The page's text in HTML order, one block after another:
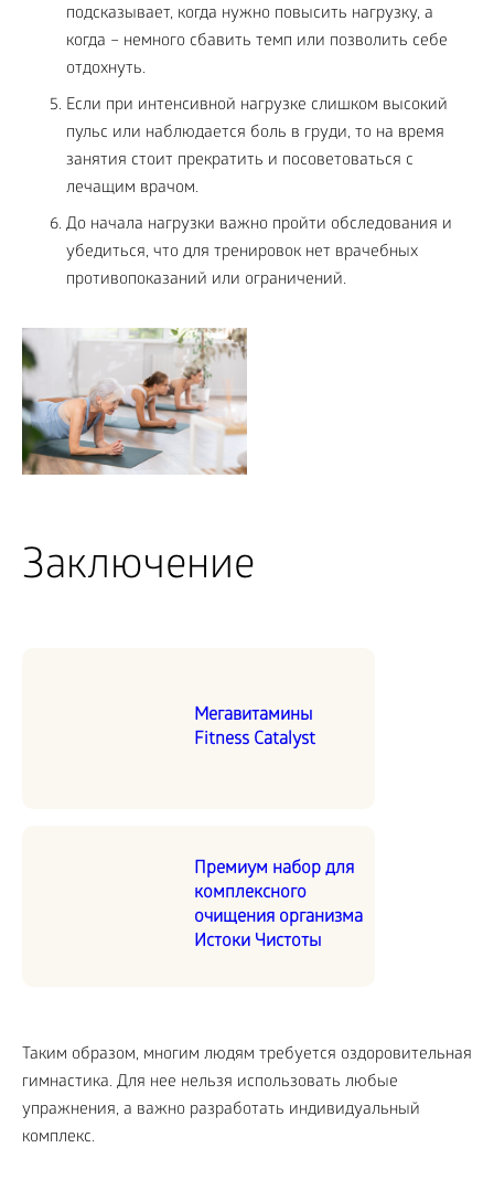
подсказывает, когда нужно повысить нагрузку, а
когда – немного сбавить темп или позволить себе
отдохнуть.
Если при интенсивной нагрузке слишком высокий
пульс или наблюдается боль в груди, то на время
занятия стоит прекратить и посоветоваться с
лечащим врачом.
До начала нагрузки важно пройти обследования и
убедиться, что для тренировок нет врачебных
противопоказаний или ограничений.
Заключение
Мегавитамины
Fitness Catalyst
Премиум набор для
комплексного
очищения организма
Истоки Чистоты
Таким образом, многим людям требуется оздоровительная
гимнастика. Для нее нельзя использовать любые
упражнения, а важно разработать индивидуальный
комплекс.